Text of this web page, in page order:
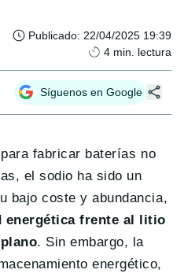
Publicado: 22/04/2025 19:39
4 min. lectura
Síguenos en Google
para fabricar baterías no
el sodio ha sido un
bajo coste y abundancia,
energética frente al litio
. Sin embargo, la
energético,